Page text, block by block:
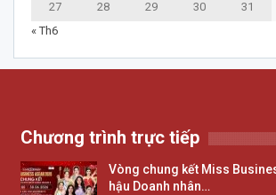
27 28 29 30
31
« Th6
Chương trình trực tiếp
Vòng chung kết Miss
hậu Doanh nhân…